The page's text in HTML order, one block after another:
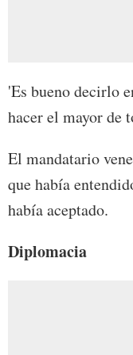
'Es bueno decirlo
hacer el mayor de
El mandatario
que había
había aceptado.
Diplomacia